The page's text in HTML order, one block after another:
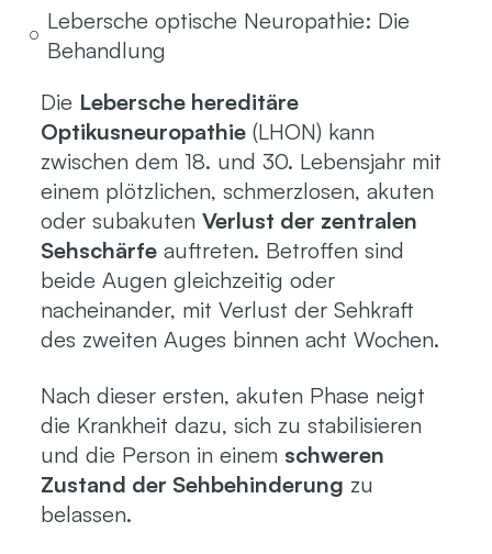
Lebersche optische Neuropathie: Die
Behandlung
Die Lebersche hereditäre
Optikusneuropathie(LHON) kann
zwischen dem 18. und 30. Lebensjahr mit
einem plötzlichen, schmerzlosen, akuten
oder subakuten Verlust der zentralen
Sehschärfeauftreten. Betroffen sind
beide Augen gleichzeitig oder
nacheinander, mit Verlust der Sehkraft
des zweiten Auges binnen acht Wochen.
Nach dieser ersten, akuten Phase neigt
die Krankheit dazu, sich zu stabilisieren
und die Person in einem schweren
Zustand der Sehbehinderung zu
belassen.